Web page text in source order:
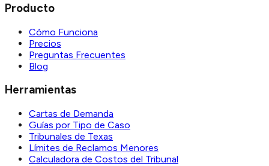
Producto
Cómo Funciona
Precios
Preguntas Frecuentes
Blog
Herramientas
Cartas de Demanda
Guías por Tipo de Caso
Tribunales de Texas
Límites de Reclamos Menores
Calculadora de Costos del Tribunal